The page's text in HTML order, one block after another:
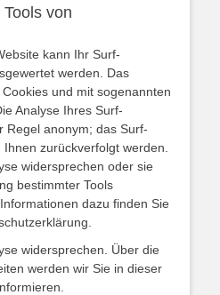
von
kann Ihr Surf-
werden. Das
und mit sogenannten
Analyse Ihres Surf-
Regel anonym; das Surf-
zurückverfolgt werden.
widersprechen oder sie
bestimmter Tools
dazu finden Sie
widersprechen. Über die
werden wir Sie in dieser